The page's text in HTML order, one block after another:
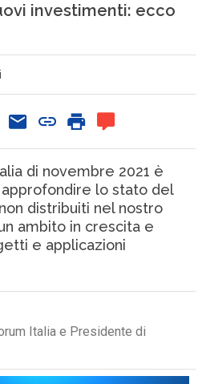
investimenti: ecco
di novembre 2021 è
approfondire lo stato del
distribuiti nel nostro
ambito in crescita e
e applicazioni
Italia e Presidente di